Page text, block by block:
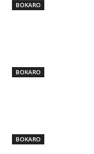
BOKARO
BOKARO
BOKARO